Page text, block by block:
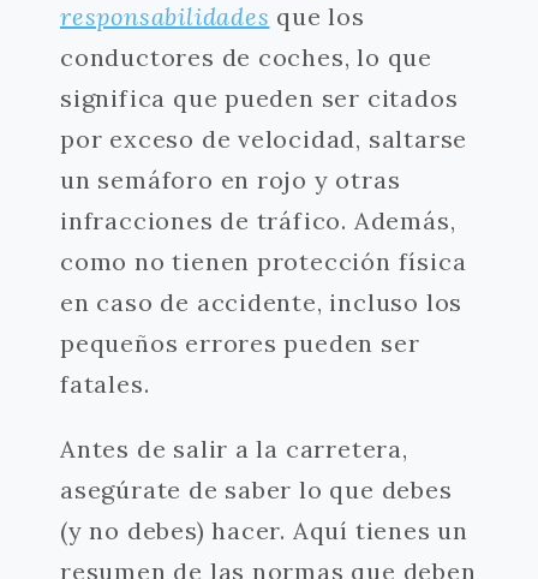
responsabilidades que los
conductores de coches, lo que
significa que pueden ser citados
por exceso de velocidad, saltarse
un semáforo en rojo y otras
infracciones de tráfico. Además,
como no tienen protección física
en caso de accidente, incluso los
pequeños errores pueden ser
fatales.
Antes de salir a la carretera,
asegúrate de saber lo que debes
(y no debes) hacer. Aquí tienes un
resumen de las normas que deben